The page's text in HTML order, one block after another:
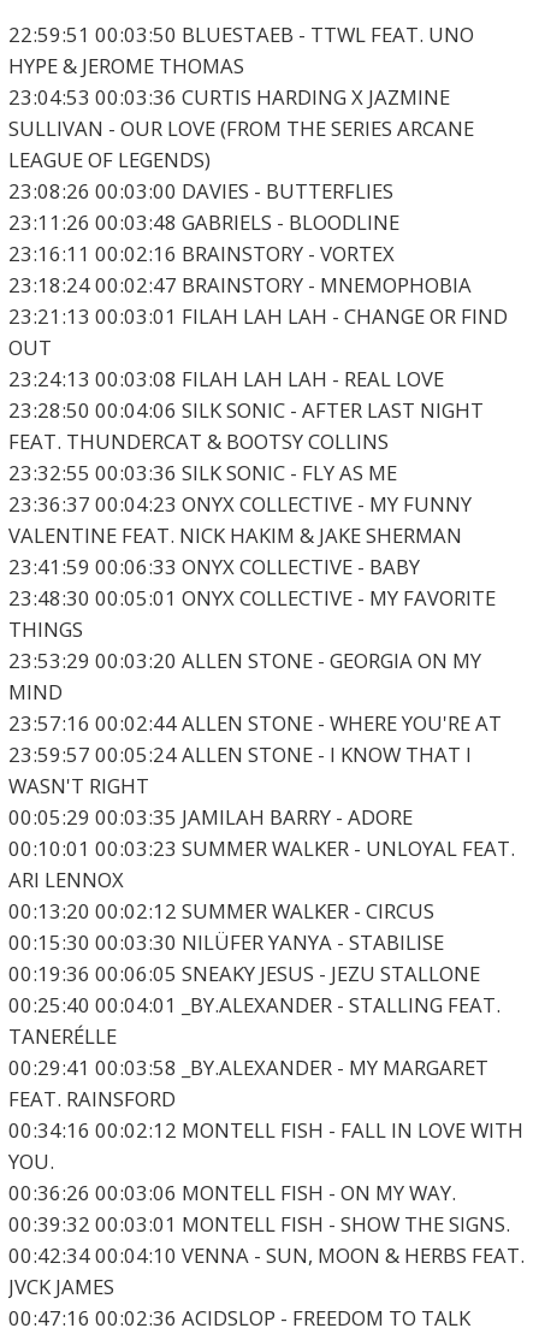
22:59:51 00:03:50 BLUESTAEB - TTWL FEAT. UNO
HYPE & JEROME THOMAS
23:04:53 00:03:36 CURTIS HARDING X JAZMINE
SULLIVAN - OUR LOVE (FROM THE SERIES ARCANE
LEAGUE OF LEGENDS)
23:08:26 00:03:00 DAVIES - BUTTERFLIES
23:11:26 00:03:48 GABRIELS - BLOODLINE
23:16:11 00:02:16 BRAINSTORY - VORTEX
23:18:24 00:02:47 BRAINSTORY - MNEMOPHOBIA
23:21:13 00:03:01 FILAH LAH LAH - CHANGE OR FIND
OUT
23:24:13 00:03:08 FILAH LAH LAH - REAL LOVE
23:28:50 00:04:06 SILK SONIC - AFTER LAST NIGHT
FEAT. THUNDERCAT & BOOTSY COLLINS
23:32:55 00:03:36 SILK SONIC - FLY AS ME
23:36:37 00:04:23 ONYX COLLECTIVE - MY FUNNY
VALENTINE FEAT. NICK HAKIM & JAKE SHERMAN
23:41:59 00:06:33 ONYX COLLECTIVE - BABY
23:48:30 00:05:01 ONYX COLLECTIVE - MY FAVORITE
THINGS
23:53:29 00:03:20 ALLEN STONE - GEORGIA ON MY
MIND
23:57:16 00:02:44 ALLEN STONE - WHERE YOU'RE AT
23:59:57 00:05:24 ALLEN STONE - I KNOW THAT I
WASN'T RIGHT
00:05:29 00:03:35 JAMILAH BARRY - ADORE
00:10:01 00:03:23 SUMMER WALKER - UNLOYAL FEAT.
ARI LENNOX
00:13:20 00:02:12 SUMMER WALKER - CIRCUS
00:15:30 00:03:30 NILÜFER YANYA - STABILISE
00:19:36 00:06:05 SNEAKY JESUS - JEZU STALLONE
00:25:40 00:04:01 _BY.ALEXANDER - STALLING FEAT.
TANERÉLLE
00:29:41 00:03:58 _BY.ALEXANDER - MY MARGARET
FEAT. RAINSFORD
00:34:16 00:02:12 MONTELL FISH - FALL IN LOVE WITH
YOU.
00:36:26 00:03:06 MONTELL FISH - ON MY WAY.
00:39:32 00:03:01 MONTELL FISH - SHOW THE SIGNS.
00:42:34 00:04:10 VENNA - SUN, MOON & HERBS FEAT.
JVCK JAMES
00:47:16 00:02:36 ACIDSLOP - FREEDOM TO TALK